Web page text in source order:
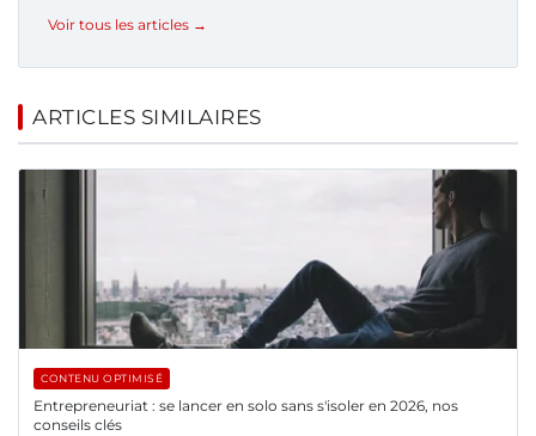
Voir tous les articles →
ARTICLES SIMILAIRES
CONTENU OPTIMISÉ
Entrepreneuriat : se lancer en solo sans s'isoler en 2026, nos
conseils clés